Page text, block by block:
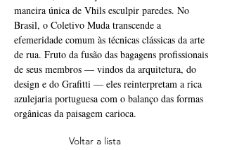
maneira única de Vhils esculpir paredes. No
Brasil, o Coletivo Muda transcende a
efemeridade comum às técnicas clássicas da arte
de rua. Fruto da fusão das bagagens profissionais
de seus membros — vindos da arquitetura, do
design e do Grafitti — eles reinterpretam a rica
azulejaria portuguesa com o balanço das formas
orgânicas da paisagem carioca.
Voltar a lista